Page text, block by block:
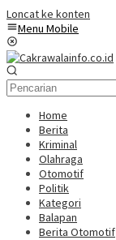
Loncat ke konten
Menu Mobile
Home
Berita
Kriminal
Olahraga
Otomotif
Politik
Kategori
Balapan
Berita Otomotif